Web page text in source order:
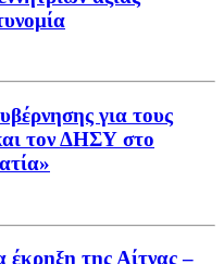
για τους
τον ΔΗΣΥ στο
έκρηξη της Αίτνας –